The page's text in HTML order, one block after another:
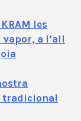
les
a l’all
tradicional